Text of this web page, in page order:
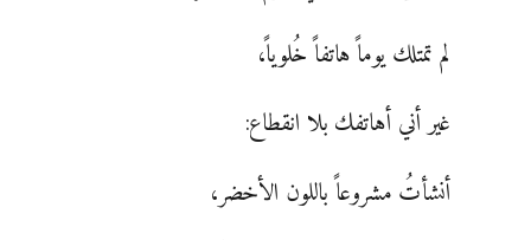
لم تمتلك يوماً هاتفاً خُلوياً،
غير أني أهاتفك بلا انقطاع:
أنشأتُ مشروعاً باللون الأخضر،